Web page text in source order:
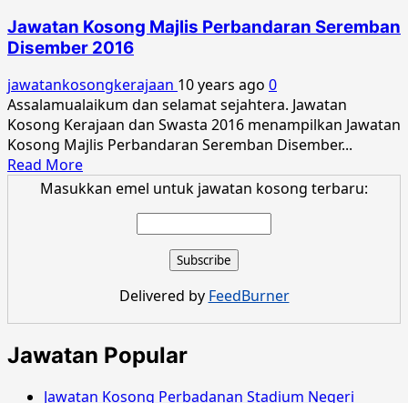
Jawatan Kosong Majlis Perbandaran Seremban
Disember 2016
jawatankosongkerajaan 10 years ago 0
Assalamualaikum dan selamat sejahtera. Jawatan
Kosong Kerajaan dan Swasta 2016 menampilkan Jawatan
Kosong Majlis Perbandaran Seremban Disember...
Read MoreRead
more
Seremban
Disember
2016
Masukkan emel untuk jawatan kosong terbaru:
Delivered by FeedBurner
Jawatan Popular
Jawatan Kosong Perbadanan Stadium Negeri